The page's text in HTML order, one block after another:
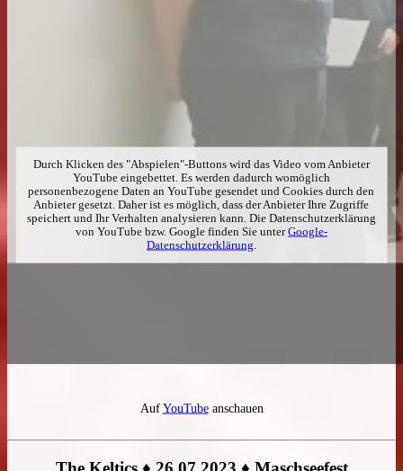
Durch Klicken des "Abspielen"-Buttons wird das Video vom Anbieter
YouTube eingebettet. Es werden dadurch womöglich
personenbezogene Daten an YouTube gesendet und Cookies durch den
Anbieter gesetzt. Daher ist es möglich, dass der Anbieter Ihre Zugriffe
speichert und Ihr Verhalten analysieren kann. Die Datenschutzerklärung
von YouTube bzw. Google finden Sie unterGoogle-
Datenschutzerklärung.
AufYouTubeanschauen